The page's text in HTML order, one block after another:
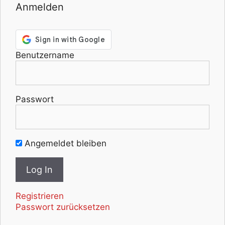
Anmelden
Benutzername
Passwort
Angemeldet bleiben
Registrieren
Passwort zurücksetzen